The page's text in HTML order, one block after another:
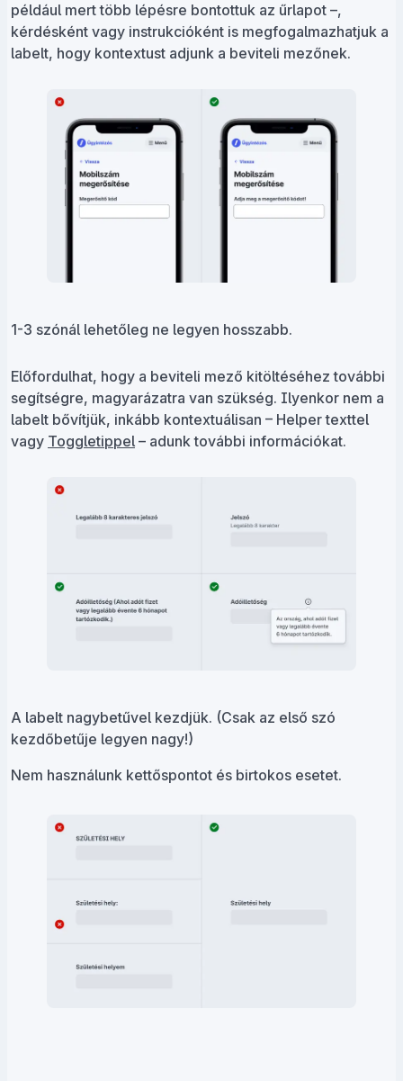
például mert több lépésre bontottuk az űrlapot –,
kérdésként vagy instrukcióként is megfogalmazhatjuk a
labelt, hogy kontextust adjunk a beviteli mezőnek.
1-3 szónál lehetőleg ne legyen hosszabb.
Előfordulhat, hogy a beviteli mező kitöltéséhez további
segítségre, magyarázatra van szükség. Ilyenkor nem a
labelt bővítjük, inkább kontextuálisan – Helper texttel
vagy Toggletippel– adunk további információkat.
A labelt nagybetűvel kezdjük. (Csak az első szó
kezdőbetűje legyen nagy!)
Nem használunk kettőspontot és birtokos esetet.